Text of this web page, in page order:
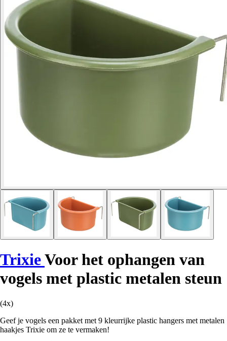
TrixieVoor het ophangen van
vogels met plastic metalen steun
(4x)
Geef je vogels een pakket met 9 kleurrijke plastic hangers met metalen
haakjes Trixie om ze te vermaken!